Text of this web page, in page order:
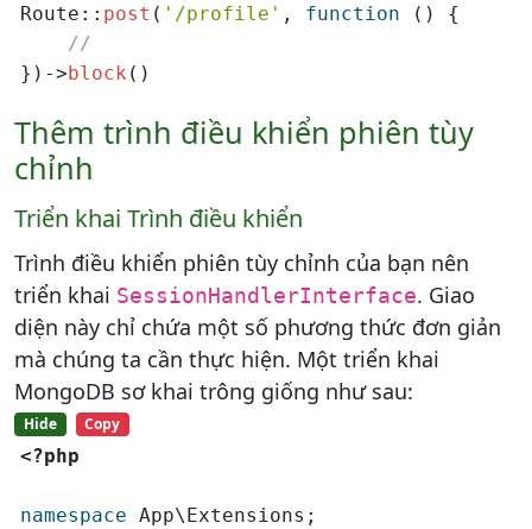
Route:: post ( '/profile' , function () {
//
})->block ()
Thêm trình điều khiển phiên tùy
chỉnh
Triển khai Trình điều khiển
Trình điều khiển phiên tùy chỉnh của bạn nên
triển khai SessionHandlerInterface. Giao
diện này chỉ chứa một số phương thức đơn giản
mà chúng ta cần thực hiện. Một triển khai
MongoDB sơ khai trông giống như sau:
Hide Copy
<?php
namespace App\Extensions;